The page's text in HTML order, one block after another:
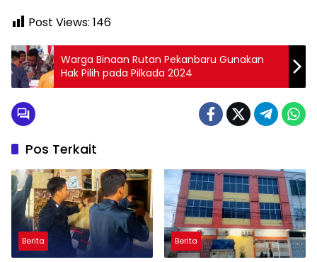
Post Views: 146
Warga Binaan Rutan Pekanbaru Gunakan
Hak Pilih pada Pilkada 2024
Pos Terkait
Berita Berita